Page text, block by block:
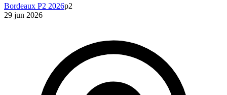
Bordeaux P2 2026p2
29 jun 2026